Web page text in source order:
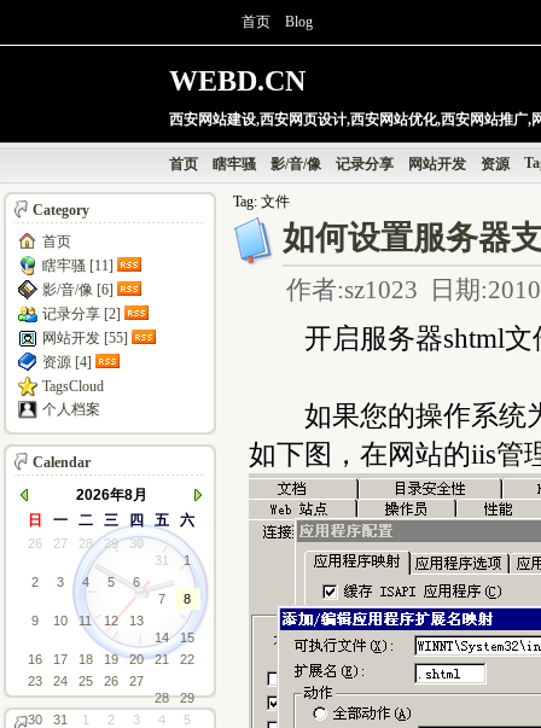
首页 Blog
WEBD.CN
西安网站建设,西安网页设计,西安网站优化,西安网站推广,
首页 瞎牢骚 影/音/像 记录分享 网站开发 资源
Tag: 文件
如何设置服务器
作者:sz1023 日期
开启服务器shtml文
如果您的操作系统
如下图，在网站的iis管
Category
首页
瞎牢骚 [11]
影/音/像 [6]
记录分享 [2]
网站开发 [55]
资源 [4]
TagsCloud
个人档案
Calendar
2026年8月
日
一 二 三 四 五 六
26 27 28 29
30
31
1
2
3 4 5
6
7
8
9
10 11 12
13
14
15
16
17 18 19 20 21
22
23
24 25 26
27
28
29
30
31 1 2 3 4 5